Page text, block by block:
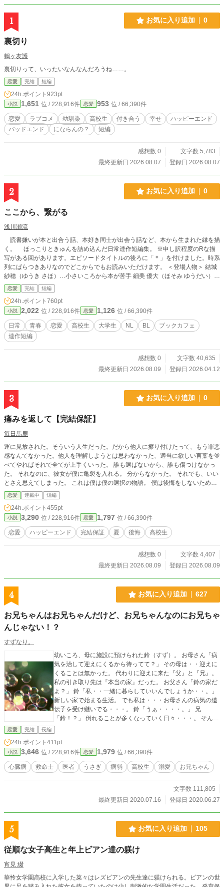
1 お気に入り追加 0
裏切り
鶴ヶ友護
裏切りって、いったいなんなんだろうね……。
恋愛 完結 短編
24h.ポイント 923pt
小説 1,651 位 / 228,916件 恋愛 953 位 / 66,390件
恋愛 ラブコメ 幼馴染 高校生 付き合う 幸せ
ハッピーエンド
バッドエンド
にならんの？ 短編
感想数 0
文字数 5,783
最終更新日 2026.08.07
登録日 2026.08.07
2 お気に入り追加 0
ここから、繋がる
浅川瀬流
読書嫌いが本と出合う話、本好き同士が出会う話など、本から生まれた縁を描
く。 ほっこりときゅんを詰め込んだ日常連作短編集。 ※申し訳程度のRな描
写がある回があります。エピソードタイトルの後ろに「＊」を付けました。時系
列にばらつきありなのでどこからでもお読みいただけます。 ＜登場人物＞ 結城
紗穂（ゆうき さほ）…小さいころから本が苦手 細美 優大（ほそみ ゆうだい）…
読書好きで強面の青年 益田 佳奈美（ますだ かなみ）…紗穂の親友、作家 結城
拓真（ゆうき たくま）…紗穂の弟、シスコン 遊佐 幸助（ゆさ こうすけ）…佳奈
美の大ファン 宮内 大河（みやうち たいが）…紗穂の親友
恋愛 完結 短編
24h.ポイント 760pt
小説 2,022 位 / 228,916件 恋愛 1,126 位 / 66,390件
日常 青春 恋愛 高校生 大学生 NL BL
ブックカフェ
連作短編
感想数 0
文字数 40,635
最終更新日 2026.08.09
登録日 2026.04.12
3 お気に入り追加 0
痛みを返して【完結保証】
毎日馬鹿
運に見放された。そういう人生だった。だから他人に擦り付けたって、もう罪悪
感なんてなかった。他人を理解しようとは思わなかった、適当に欲しい言葉を並
べてやればそれで全てが上手くいった。 誰も選ばないから、誰も傷つけなかっ
た。 それなのに、彼女が僕に亀裂を入れる。 分からなかった。 それでも、いい
とさえ思えてしまった。 これは僕は僕の選択の物語。 僕は後悔をしないために
それを選んだ。
恋愛 連載中 短編
24h.ポイント 455pt
小説 3,290 位 / 228,916件 恋愛 1,797 位 / 66,390件
恋愛 ハッピーエンド 完結保証 夏 後悔 高校生
感想数 0
文字数 4,407
最終更新日 2026.08.09
登録日 2026.08.09
4 お気に入り追加 627
お兄ちゃんはお兄ちゃんだけど、お兄ちゃんなのにお兄ちゃ
んじゃない！？
すずなり。
幼いころ、母に施設に預けられた鈴（すず）。 お母さん「病
気を治して迎えにくるから待ってて？」 その母は・・迎えに
くることは無かった。 代わりに迎えに来た『父』と『兄』。
私の引き取り先は『本当の家』だった。 お父さん「鈴の家だ
よ？」 鈴「私・・一緒に暮らしていいんでしょうか・・。」
新しい家で始まる生活。 でも私は・・・お母さんの病気の遺
伝子を受け継いでる・・・。 鈴「うぁ・・・・。」 兄
「鈴！？」 倒れることが多くなっていく日々・・・。 そんな
中でも『恋』は私の都合なんて考えてくれない。 『もう・・
妹にみれない・・・。』 『お兄ちゃん・・・。』 「お前のこ
と、施設にいたころから好きだった・・・！」 「ーーーー
っ！」 ※本編には病名や治療法、薬などいろいろ出てきます
が、全て想像の世界のお話です。現実世界とは一切関係あり
ません。 ※コメントや感想などは受け付けることはできませ
字などチェックはしてますが漏れもあります。ご容赦くださ
恋愛 完結 長編
24h.ポイント 411pt
小説 3,646 位 / 228,916件 恋愛 1,979 位 / 66,390件
心臓病 救命士 医者 うさぎ 病弱 高校生 溺愛 お兄ちゃん
文字数 111,805
最終更新日 2020.07.16
登録日 2020.06.27
5 お気に入り追加 105
従順な女子高生と年上ビアン達の躾け
宵見 綴
華怜女学園高校に入学した菜々はレズビアンの先生達に躾けられる。ビアンの世